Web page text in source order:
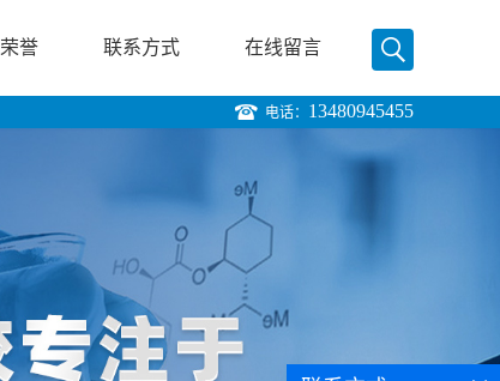
誉 联系方式 在线留言
电话： 13480945455